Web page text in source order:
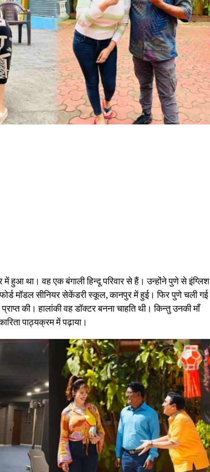
में हुआ था। वह एक बंगाली हिन्दू परिवार से हैं। उन्होंने पुणे से इंग्लिश
मॉडल सीनियर सेकेंडरी स्कूल, कानपुर में हुई। फिर पुणे चली गई
की। हालांकी वह डॉक्‍टर बनना चाहति थी। किन्तु उनकी माँ
पाठ्यक्रम में पढ़ाया।